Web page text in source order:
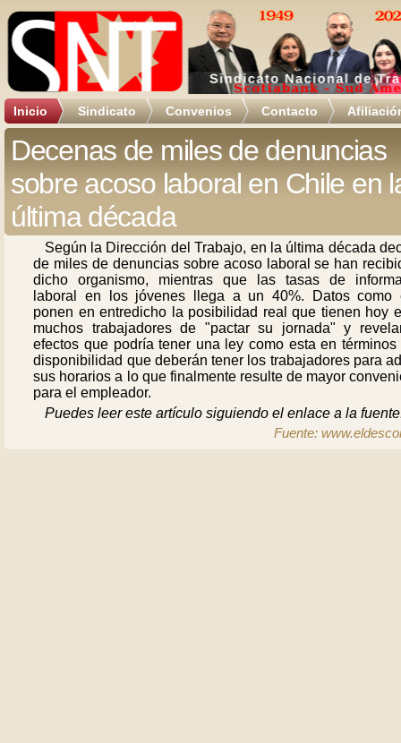
Inicio Sindicato Convenios Contacto
Decenas de miles de denuncias
sobre acoso laboral en Chile en
última década
Según la Dirección del Trabajo, en la última década
de miles de denuncias sobre acoso laboral se han
dicho organismo, mientras que las tasas de
laboral en los jóvenes llega a un 40%. Datos como
ponen en entredicho la posibilidad real que tienen hoy
muchos trabajadores de "pactar su jornada" y
efectos que podría tener una ley como esta en
disponibilidad que deberán tener los trabajadores para
sus horarios a lo que finalmente resulte de mayor
para el empleador.
Puedes leer este artículo siguiendo el enlace a la
Fuente: